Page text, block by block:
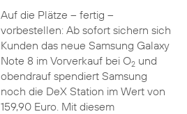
Auf die Plätze – fertig –
vorbestellen: Ab sofort sichern sich
Kunden das neue Samsung Galaxy
Note 8 im Vorverkauf bei O2und
obendrauf spendiert Samsung
noch die DeX Station im Wert von
159,90 Euro. Mit diesem